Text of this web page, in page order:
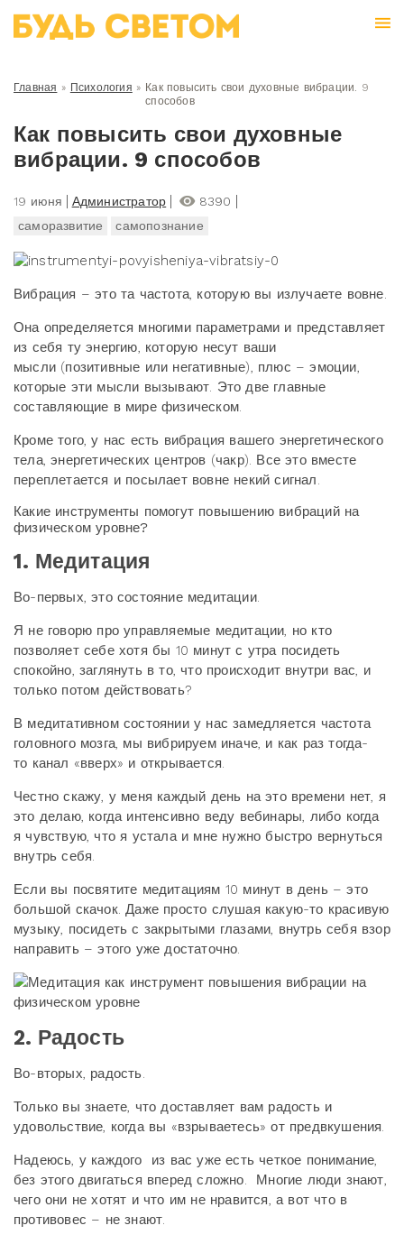
Главная » Психология » Как повысить свои духовные вибрации. 9
способов
Как повысить свои духовные
вибрации. 9 способов
19 июня Администратор
8390
саморазвитие
самопознание
Вибрация – это та частота, которую вы излучаете вовне.
Она определяется многими параметрами и представляет
из себя ту энергию, которую несут ваши
мысли (позитивные или негативные), плюс – эмоции,
которые эти мысли вызывают. Это две главные
составляющие в мире физическом.
Кроме того, у нас есть вибрация вашего энергетического
тела, энергетических центров (чакр). Все это вместе
переплетается и посылает вовне некий сигнал.
Какие инструменты помогут повышению вибраций на
физическом уровне?
1. Медитация
Во-первых, это состояние медитации.
Я не говорю про управляемые медитации, но кто
позволяет себе хотя бы 10 минут с утра посидеть
спокойно, заглянуть в то, что происходит внутри вас, и
только потом действовать?
В медитативном состоянии у нас замедляется частота
головного мозга, мы вибрируем иначе, и как раз тогда-
то канал «вверх» и открывается.
Честно скажу, у меня каждый день на это времени нет, я
это делаю, когда интенсивно веду вебинары, либо когда
я чувствую, что я устала и мне нужно быстро вернуться
внутрь себя.
Если вы посвятите медитациям 10 минут в день – это
большой скачок. Даже просто слушая какую-то красивую
музыку, посидеть с закрытыми глазами, внутрь себя взор
направить – этого уже достаточно.
2. Радость
Во-вторых, радость.
Только вы знаете, что доставляет вам радость и
удовольствие, когда вы «взрываетесь» от предвкушения.
Надеюсь, у каждого из вас уже есть четкое понимание,
без этого двигаться вперед сложно. Многие люди знают,
чего они не хотят и что им не нравится, а вот что в
противовес – не знают.